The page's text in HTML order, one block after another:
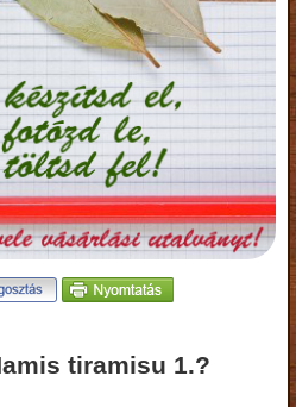
tiramisu 1.?